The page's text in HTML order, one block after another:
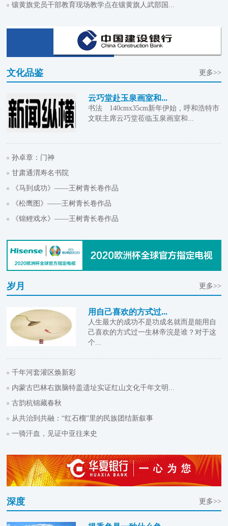
镶黄旗党员干部教育现场教学点在镶黄旗人武部国...
文化品鉴 更多>>
云巧堂赴玉泉画室和...
书法 140cmx35cm新年伊始，呼和浩特市
文联主席云巧堂莅临玉泉画室和...
孙卓章：门神
甘肃通渭寿名书院
《马到成功》——王树青长卷作品
《松鹰图》——王树青长卷作品
《锦鲤戏水》——王树青长卷作品
岁月 更多>>
用自己喜欢的方式过...
人生最大的成功不是功成名就而是能用自
己喜欢的方式过一生林帝浣是谁？对于这
个...
千年河套灌区焕新彩
内蒙古巴林右旗脑特盖遗址实证红山文化千年文明...
古韵杭锦藏春秋
从共治到共融：“红石榴”里的民族团结新叙事
一骑汗血，见证中亚往来史
深度 更多>>